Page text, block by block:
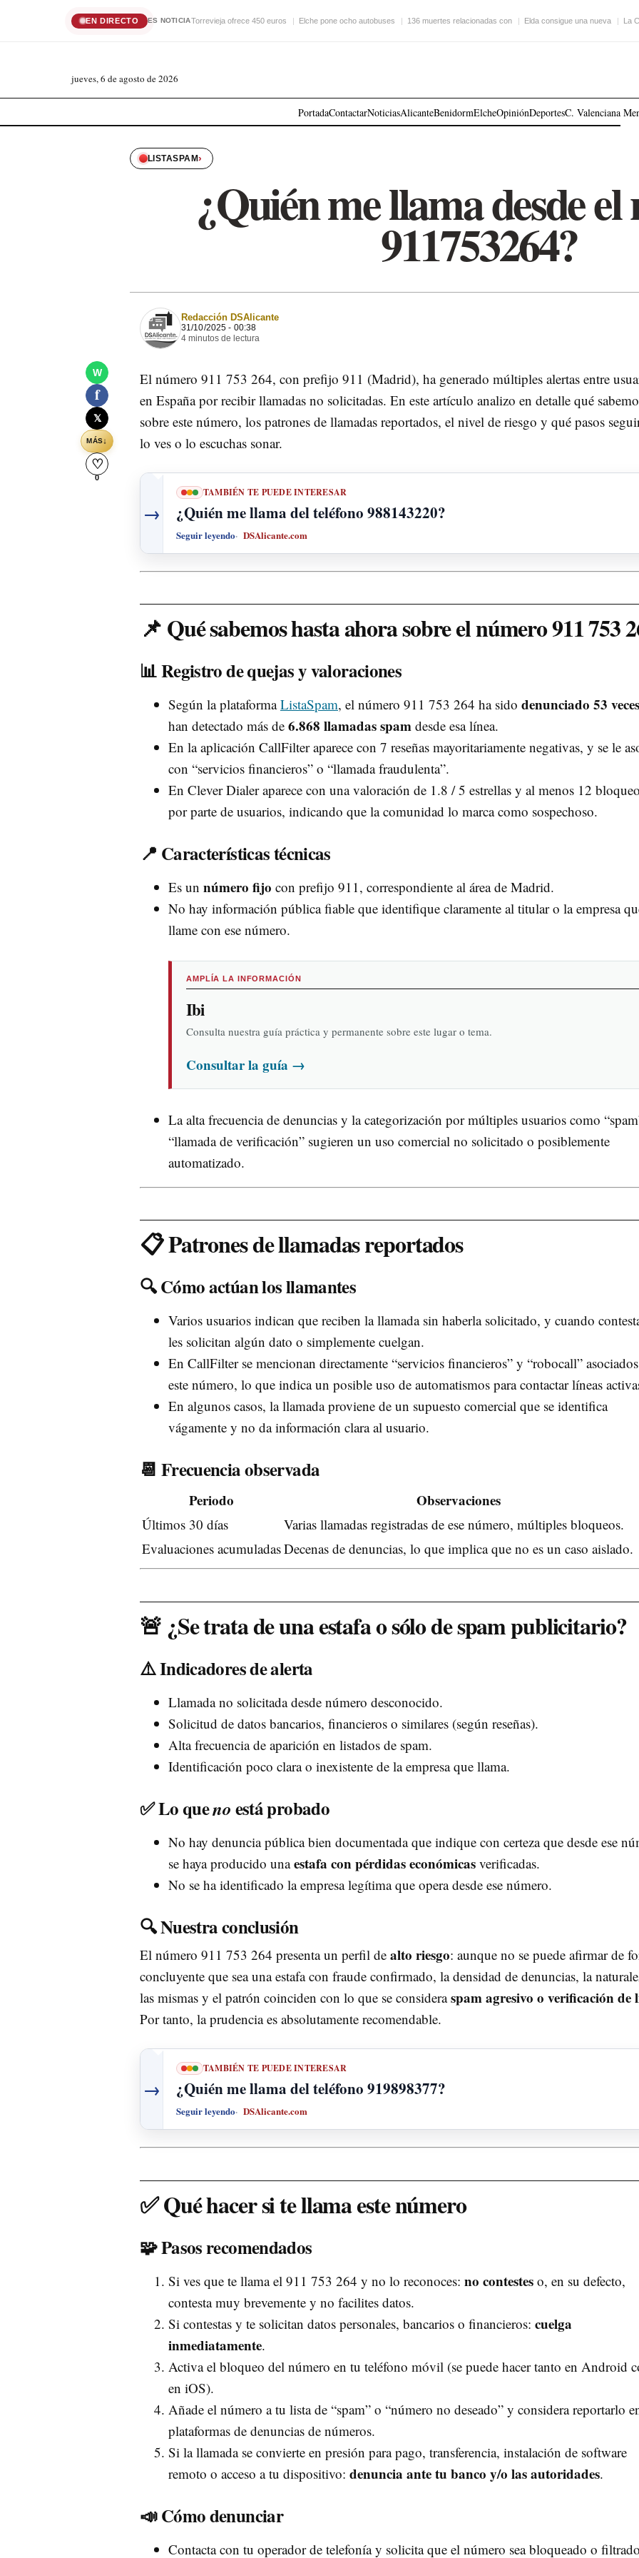
EN DIRECTO ES NOTICIATorrevieja ofrece 450 euros Elche pone ocho autobuses 136 muertes relacionadas con Elda consigue una nueva La
jueves, 6 de agosto de 2026
PortadaContactarNoticiasAlicanteBenidormElcheOpiniónDeportesC. Valenciana
LISTASPAM›
¿Quién me llama desde
911753264?
W
f
𝕏
MÁS↓
♡
0
Redacción DSAlicante
31/10/2025 - 00:38
4 minutos de lectura
El número 911 753 264, con prefijo 911 (Madrid), ha generado múltiples alertas entre
en España por recibir llamadas no solicitadas. En este artículo analizo en detalle qué
sobre este número, los patrones de llamadas reportados, el nivel de riesgo y qué pasos
lo ves o lo escuchas sonar.
→
TAMBIÉN TE PUEDE INTERESAR
¿Quién me llama del teléfono 988143220?
Seguir leyendo DSAlicante.com
📌 Qué sabemos hasta ahora sobre el número 911 753
📊 Registro de quejas y valoraciones
Según la plataformaListaSpam, el número 911 753 264 ha sido denunciado 53 veces
han detectado más de 6.868 llamadas spam desde esa línea.
En la aplicación CallFilter aparece con 7 reseñas mayoritariamente negativas, y se le
con “servicios financieros” o “llamada fraudulenta”.
En Clever Dialer aparece con una valoración de 1.8 / 5 estrellas y al menos 12
por parte de usuarios, indicando que la comunidad lo marca como sospechoso.
📍 Características técnicas
Es un número fijo con prefijo 911, correspondiente al área de Madrid.
No hay información pública fiable que identifique claramente al titular o la empresa
llame con ese número.
AMPLÍA LA INFORMACIÓN
Ibi
Consulta nuestra guía práctica y permanente sobre este lugar o tema.
Consultar la guía →
La alta frecuencia de denuncias y la categorización por múltiples usuarios como
“llamada de verificación” sugieren un uso comercial no solicitado o posiblemente
automatizado.
📋 Patrones de llamadas reportados
🔍 Cómo actúan los llamantes
Varios usuarios indican que reciben la llamada sin haberla solicitado, y cuando
les solicitan algún dato o simplemente cuelgan.
En CallFilter se mencionan directamente “servicios financieros” y “robocall”
este número, lo que indica un posible uso de automatismos para contactar líneas
En algunos casos, la llamada proviene de un supuesto comercial que se identifica
vágamente y no da información clara al usuario.
📆 Frecuencia observada
Periodo Observaciones
Últimos 30 días
Varias llamadas registradas de ese número, múltiples bloqueos.
Evaluaciones acumuladasDecenas de denuncias, lo que implica que no es un caso aislado.
🚨 ¿Se trata de una estafa o sólo de spam publicitario?
⚠️ Indicadores de alerta
Llamada no solicitada desde número desconocido.
Solicitud de datos bancarios, financieros o similares (según reseñas).
Alta frecuencia de aparición en listados de spam.
Identificación poco clara o inexistente de la empresa que llama.
✅ Lo queno está probado
No hay denuncia pública bien documentada que indique con certeza que desde ese
se haya producido unaestafa con pérdidas económicas verificadas.
No se ha identificado la empresa legítima que opera desde ese número.
🔍 Nuestra conclusión
El número 911 753 264 presenta un perfil de alto riesgo: aunque no se puede afirmar de
concluyente que sea una estafa con fraude confirmado, la densidad de denuncias, la
las mismas y el patrón coinciden con lo que se consideraspam agresivo o verificación de
Por tanto, la prudencia es absolutamente recomendable.
→
TAMBIÉN TE PUEDE INTERESAR
¿Quién me llama del teléfono 919898377?
Seguir leyendo DSAlicante.com
✅ Qué hacer si te llama este número
🧩 Pasos recomendados
Si ves que te llama el 911 753 264 y no lo reconoces: no contestes o, en su defecto,
contesta muy brevemente y no facilites datos.
Si contestas y te solicitan datos personales, bancarios o financieros: cuelga
inmediatamente.
Activa el bloqueo del número en tu teléfono móvil (se puede hacer tanto en Android
en iOS).
Añade el número a tu lista de “spam” o “número no deseado” y considera reportarlo
plataformas de denuncias de números.
Si la llamada se convierte en presión para pago, transferencia, instalación de software
remoto o acceso a tu dispositivo: denuncia ante tu banco y/o las autoridades.
📣 Cómo denunciar
Contacta con tu operador de telefonía y solicita que el número sea bloqueado o